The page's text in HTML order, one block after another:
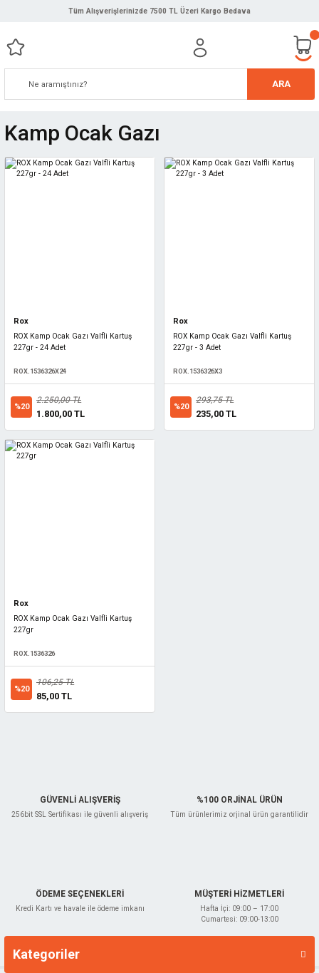
Tüm Alışverişlerinizde 7500 TL Üzeri Kargo Bedava
ARA
Kamp Ocak Gazı
Rox
ROX Kamp Ocak Gazı Valfli Kartuş
227gr - 24 Adet
ROX.1536326X24
%20
2.250,00 TL
1.800,00 TL
Rox
ROX Kamp Ocak Gazı Valfli Kartuş
227gr - 3 Adet
ROX.1536326X3
%20
293,75 TL
235,00 TL
Rox
ROX Kamp Ocak Gazı Valfli Kartuş
227gr
ROX.1536326
%20
106,25 TL
85,00 TL
GÜVENLİ ALIŞVERİŞ
256bit SSL Sertifikası ile güvenli alışveriş
%100 ORJİNAL ÜRÜN
Tüm ürünlerimiz orjinal ürün garantilidir
ÖDEME SEÇENEKLERİ
Kredi Kartı ve havale ile ödeme imkanı
MÜŞTERİ HİZMETLERİ
Hafta İçi: 09:00 – 17:00
Cumartesi: 09:00-13:00
Kategoriler
Markalar